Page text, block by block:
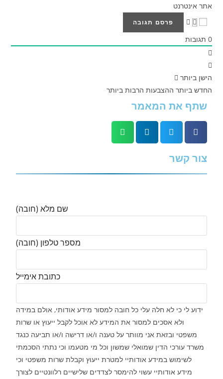
אתר אינטרנט
0 תגובות
הישן ביותר
החדש ביותר ההצבעות הרבות ביותר
שתף את המאמר
צור קשר
שם מלא (חובה)
מספר טלפון (חובה)
כתובת אימייל
ידוע לי כי לא חלה עלי כל חובה למסור מידע אודותי, אולם במידה
ולא אסכים למסור את המידע לא אוכל לקבל ייעוץ או שרות
משפטי ובזאת אני מוותר על טענה ו/או דרישה ו/או תביעה כנגד
משרד עורכי הדין שמואלי שמשון וכל מי מטעמו וכי נתתי הסכמתי
לשימוש במידע אודותיי למטרת ייעוץ וקבלת שרות משפטי וכי
מידע אודותיי עשוי להימסר לצדדים שלישיים רלוונטיים לצורך